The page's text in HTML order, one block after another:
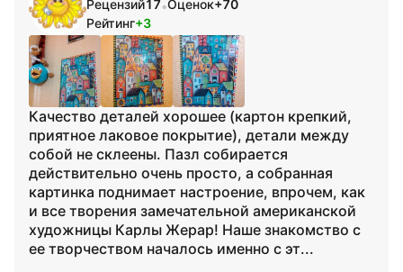
Рецензий17•Оценок+70
Рейтинг+3
Качество деталей хорошее (картон крепкий,
приятное лаковое покрытие), детали между
собой не склеены. Пазл собирается
действительно очень просто, а собранная
картинка поднимает настроение, впрочем, как
и все творения замечательной американской
художницы Карлы Жерар! Наше знакомство с
ее творчеством началось именно с эт...